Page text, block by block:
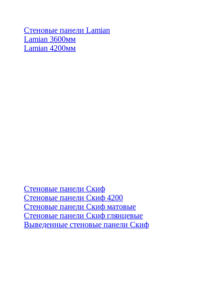
Стеновые панели Lamian
Lamian 3600мм
Lamian 4200мм
Стеновые панели Скиф
Стеновые панели Скиф 4200
Стеновые панели Скиф матовые
Стеновые панели Скиф глянцевые
Выведенные стеновые панели Скиф